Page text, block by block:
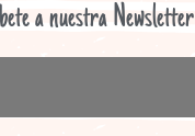
a nuestra Newsletter